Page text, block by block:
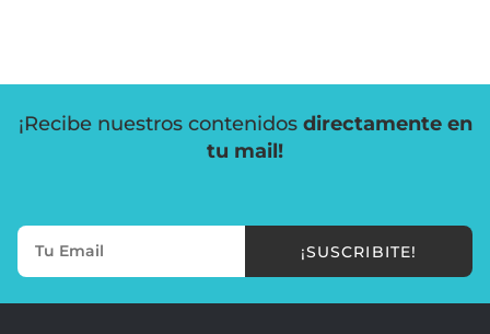
¡Recibe nuestros contenidos directamente en
tu mail!
¡SUSCRIBITE!